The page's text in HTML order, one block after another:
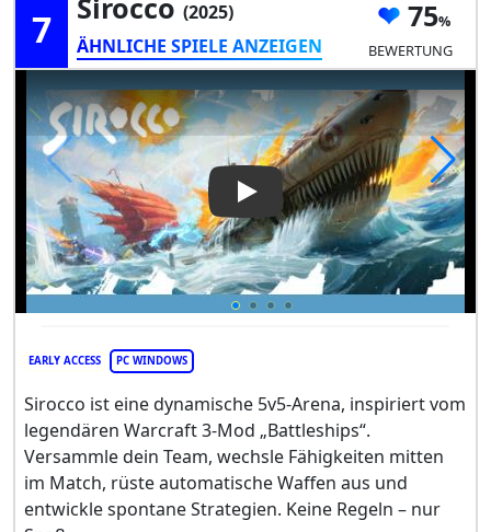
7 Sirocco (2025)
ÄHNLICHE SPIELE ANZEIGEN
75
BEWERTUNG
Play Video: Sirocco
EARLY ACCESS PC WINDOWS
Sirocco ist eine dynamische 5v5-Arena, inspiriert vom
legendären Warcraft 3-Mod „Battleships“.
Versammle dein Team, wechsle Fähigkeiten mitten
im Match, rüste automatische Waffen aus und
entwickle spontane Strategien. Keine Regeln – nur